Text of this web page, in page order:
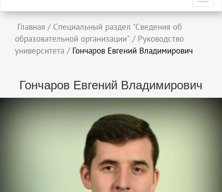
Главная / Специальный раздел "Сведения об
образовательной организации" / Руководство
университета / Гончаров Евгений Владимирович
Гончаров Евгений Владимирович